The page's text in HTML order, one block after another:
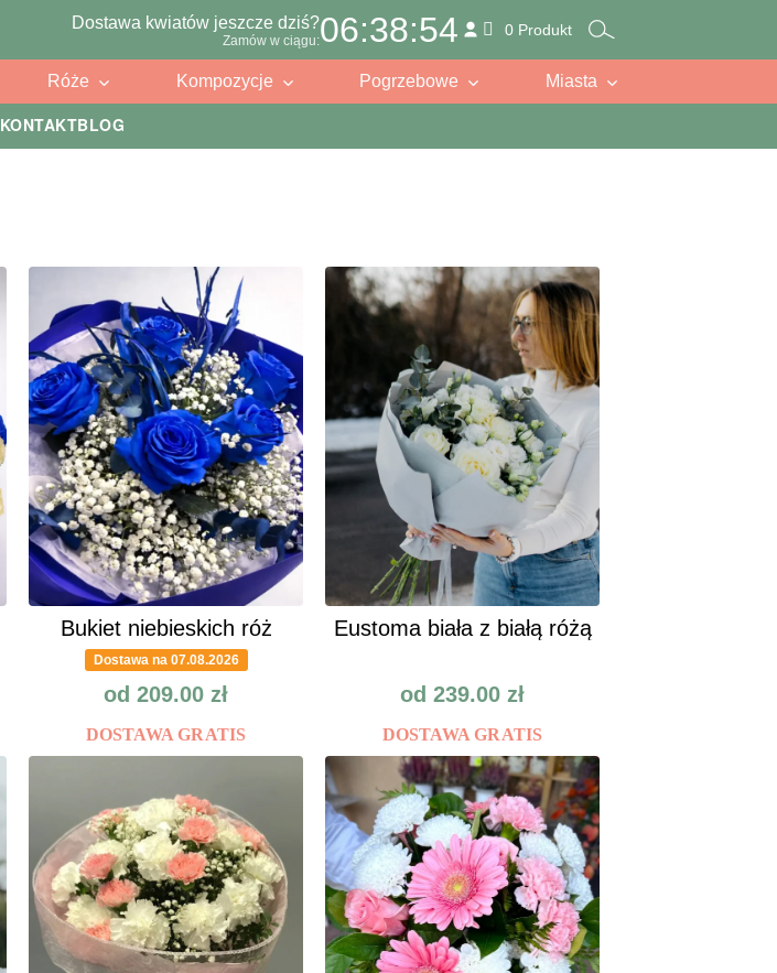
KONTAKTBLOG
Dostawa kwiatów jeszcze dziś?
Zamów w ciągu:06:38:52 0 Produkt
Róże Kompozycje Pogrzebowe Miasta
Bukiet niebieskich róż
Dostawa na 07.08.2026
od 209.00 zł
DOSTAWA GRATIS
Eustoma biała z białą różą
od 239.00 zł
DOSTAWA GRATIS